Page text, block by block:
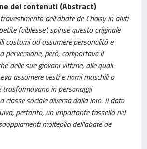
dei contenuti (Abstract)
dell'abate de Choisy in abiti
faiblesse", spinse questo originale
costumi ad assumere personalità e
perversione, però, comportava il
delle sue giovani vittime, alle quali
assumere vesti e nomi maschili o
trasformavano in personaggi
classe sociale diversa dalla loro. Il dato
pertanto, un importante tassello nel
molteplici dell'abate de